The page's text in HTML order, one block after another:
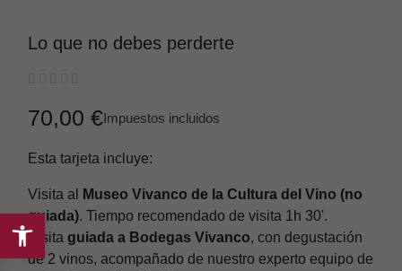
Lo que no debes perderte
70,00 €Impuestos incluidos
Esta tarjeta incluye:
Visita al
Museo Vivanco de la Cultura del Vino (no
guiada). Tiempo recomendado de visita 1h 30'.
Visitaguiada a Bodegas Vivanco, con degustación
de 2 vinos, acompañado de nuestro experto equipo de
Abrir
barra